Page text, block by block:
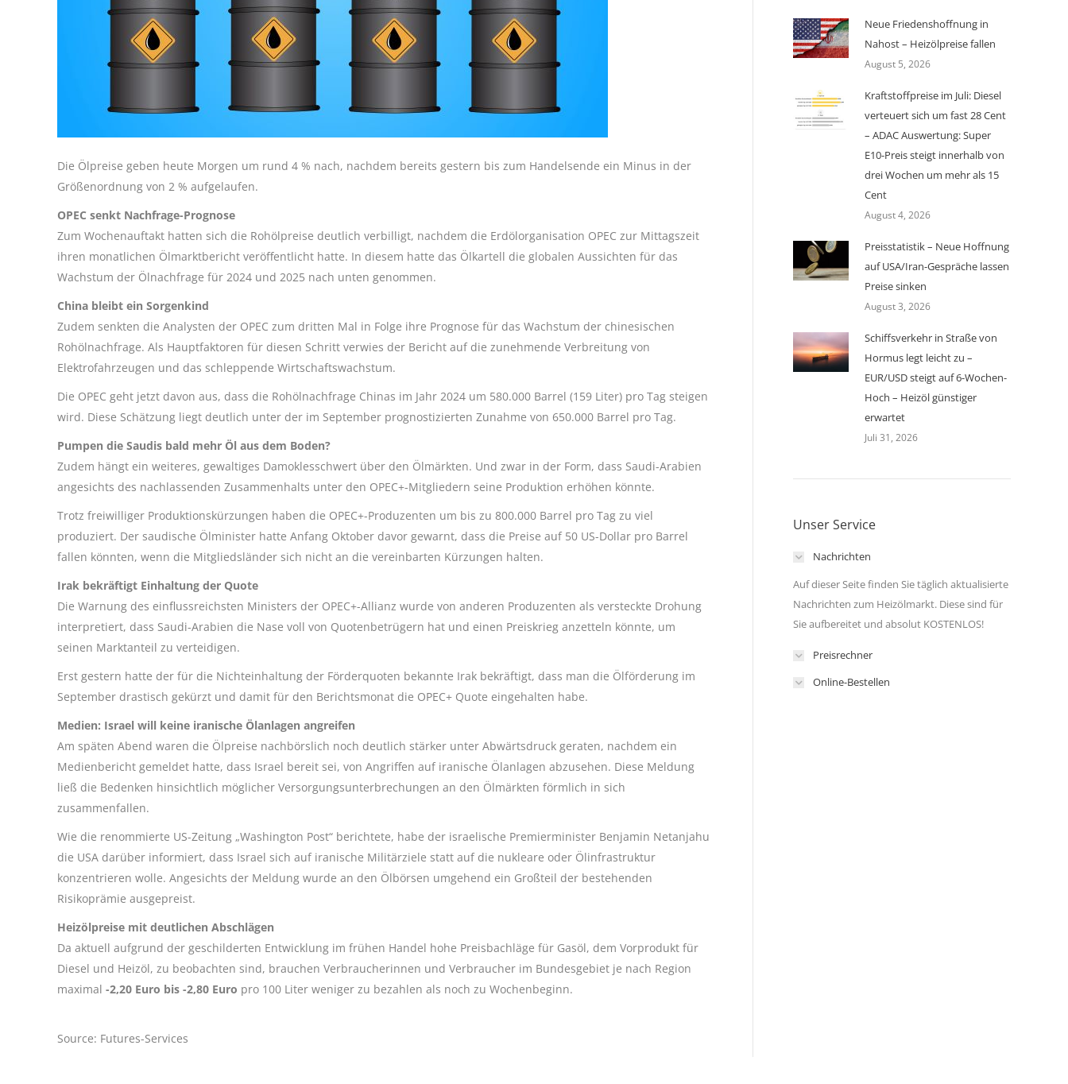
Die Ölpreise geben heute Morgen um rund 4 % nach, nachdem bereits gestern bis zum Handelsende ein Minus in der
Größenordnung von 2 % aufgelaufen.
OPEC senkt Nachfrage-Prognose
Zum Wochenauftakt hatten sich die Rohölpreise deutlich verbilligt, nachdem die Erdölorganisation OPEC zur Mittagszeit
ihren monatlichen Ölmarktbericht veröffentlicht hatte. In diesem hatte das Ölkartell die globalen Aussichten für das
Wachstum der Ölnachfrage für 2024 und 2025 nach unten genommen.
China bleibt ein Sorgenkind
Zudem senkten die Analysten der OPEC zum dritten Mal in Folge ihre Prognose für das Wachstum der chinesischen
Rohölnachfrage. Als Hauptfaktoren für diesen Schritt verwies der Bericht auf die zunehmende Verbreitung von
Elektrofahrzeugen und das schleppende Wirtschaftswachstum.
Die OPEC geht jetzt davon aus, dass die Rohölnachfrage Chinas im Jahr 2024 um 580.000 Barrel (159 Liter) pro Tag steigen
wird. Diese Schätzung liegt deutlich unter der im September prognostizierten Zunahme von 650.000 Barrel pro Tag.
Pumpen die Saudis bald mehr Öl aus dem Boden?
Zudem hängt ein weiteres, gewaltiges Damoklesschwert über den Ölmärkten. Und zwar in der Form, dass Saudi-Arabien
angesichts des nachlassenden Zusammenhalts unter den OPEC+-Mitgliedern seine Produktion erhöhen könnte.
Trotz freiwilliger Produktionskürzungen haben die OPEC+-Produzenten um bis zu 800.000 Barrel pro Tag zu viel
produziert. Der saudische Ölminister hatte Anfang Oktober davor gewarnt, dass die Preise auf 50 US-Dollar pro Barrel
fallen könnten, wenn die Mitgliedsländer sich nicht an die vereinbarten Kürzungen halten.
Irak bekräftigt Einhaltung der Quote
Die Warnung des einflussreichsten Ministers der OPEC+-Allianz wurde von anderen Produzenten als versteckte Drohung
interpretiert, dass Saudi-Arabien die Nase voll von Quotenbetrügern hat und einen Preiskrieg anzetteln könnte, um
seinen Marktanteil zu verteidigen.
Erst gestern hatte der für die Nichteinhaltung der Förderquoten bekannte Irak bekräftigt, dass man die Ölförderung im
September drastisch gekürzt und damit für den Berichtsmonat die OPEC+ Quote eingehalten habe.
Medien: Israel will keine iranische Ölanlagen angreifen
Am späten Abend waren die Ölpreise nachbörslich noch deutlich stärker unter Abwärtsdruck geraten, nachdem ein
Medienbericht gemeldet hatte, dass Israel bereit sei, von Angriffen auf iranische Ölanlagen abzusehen. Diese Meldung
ließ die Bedenken hinsichtlich möglicher Versorgungsunterbrechungen an den Ölmärkten förmlich in sich
zusammenfallen.
Wie die renommierte US-Zeitung „Washington Post“ berichtete, habe der israelische Premierminister Benjamin Netanjahu
die USA darüber informiert, dass Israel sich auf iranische Militärziele statt auf die nukleare oder Ölinfrastruktur
konzentrieren wolle. Angesichts der Meldung wurde an den Ölbörsen umgehend ein Großteil der bestehenden
Risikoprämie ausgepreist.
Heizölpreise mit deutlichen Abschlägen
Da aktuell aufgrund der geschilderten Entwicklung im frühen Handel hohe Preisbachläge für Gasöl, dem Vorprodukt für
Diesel und Heizöl, zu beobachten sind, brauchen Verbraucherinnen und Verbraucher im Bundesgebiet je nach Region
maximal -2,20 Euro bis -2,80 Euro pro 100 Liter weniger zu bezahlen als noch zu Wochenbeginn.
Source: Futures-Services
Neue Friedenshoffnung in
Nahost – Heizölpreise fallen
August 5, 2026
Kraftstoffpreise im Juli: Diesel
verteuert sich um fast 28 Cent
– ADAC Auswertung: Super
E10-Preis steigt innerhalb von
drei Wochen um mehr als 15
Cent
August 4, 2026
Preisstatistik – Neue Hoffnung
auf USA/Iran-Gespräche lassen
Preise sinken
August 3, 2026
Schiffsverkehr in Straße von
Hormus legt leicht zu –
EUR/USD steigt auf 6-Wochen-
Hoch – Heizöl günstiger
erwartet
Juli 31, 2026
Unser Service
Nachrichten
Auf dieser Seite finden Sie täglich aktualisierte
Nachrichten zum Heizölmarkt. Diese sind für
Sie aufbereitet und absolut KOSTENLOS!
Preisrechner
Online-Bestellen